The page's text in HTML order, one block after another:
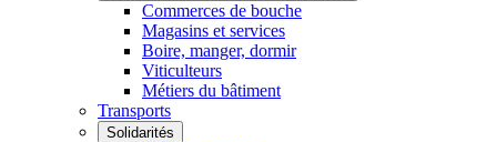
Commerces de bouche
Magasins et services
Boire, manger, dormir
Viticulteurs
Métiers du bâtiment
Transports
Solidarités